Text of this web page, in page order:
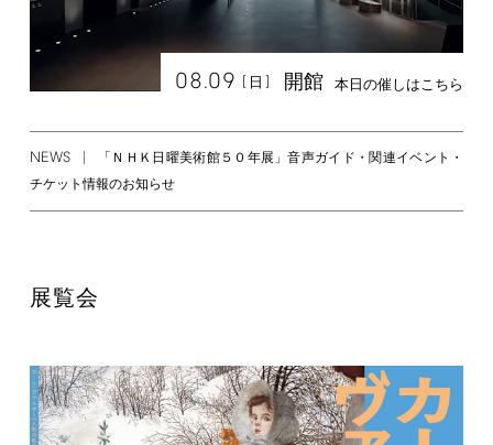
08.09 [ 日 ] 開館 本日の催しはこちら
NEWS
「ＮＨＫ日曜美術館５０年展」音声ガイド・関連イベント・
チケット情報のお知らせ
展覧会